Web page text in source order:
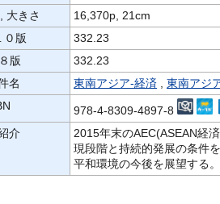
大きさ
16,370p, 21cm
０版
332.23
版
332.23
名
東南アジア-経済
東南アジ
978-4-8309-4897-8
介
2015年末のAEC(ASEAN経
現段階と持続的発展の条件
平和環境の今後を展望する。